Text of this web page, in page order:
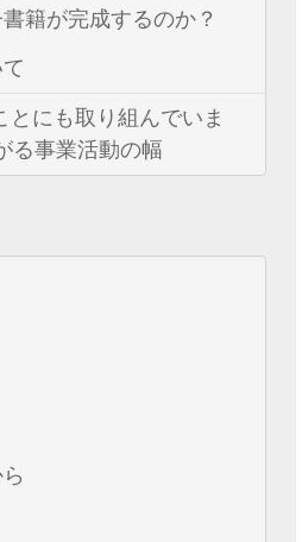
籍が完成するのか？
とにも取り組んでいま
る事業活動の幅